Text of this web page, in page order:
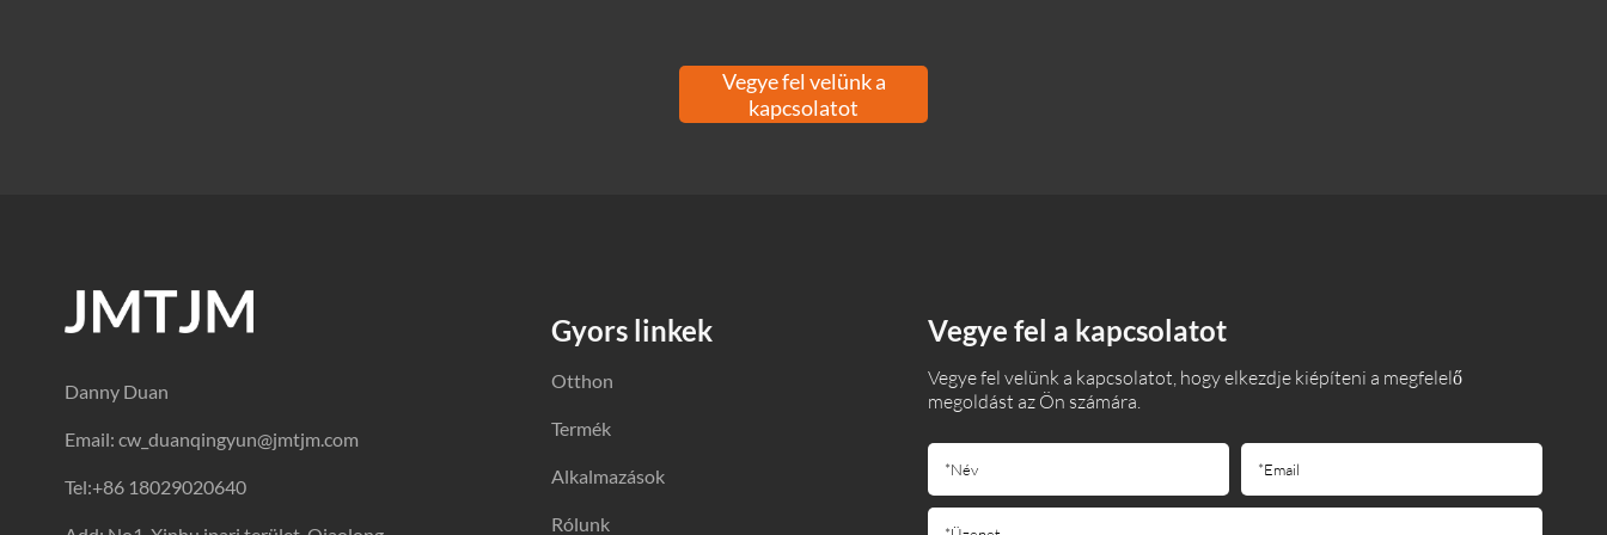
Vegye fel velünk a
kapcsolatot
Danny Duan
Email: cw_duanqingyun@jmtjm.com
Tel:+86 18029020640
Gyors linkek
Otthon
Termék
Alkalmazások
Rólunk
Vegye fel a kapcsolatot
Vegye fel velünk a kapcsolatot, hogy elkezdje kiépíteni a megfelelő
megoldást az Ön számára.